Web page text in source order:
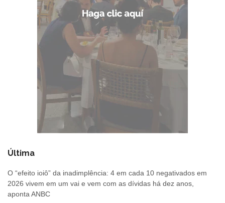
Última
O “efeito ioiô” da inadimplência: 4 em cada 10 negativados em
2026 vivem em um vai e vem com as dívidas há dez anos,
aponta ANBC